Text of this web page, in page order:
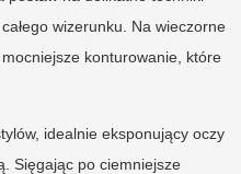
wizerunku. Na wieczorne
konturowanie, które
idealnie eksponujący oczy
Sięgając po ciemniejsze